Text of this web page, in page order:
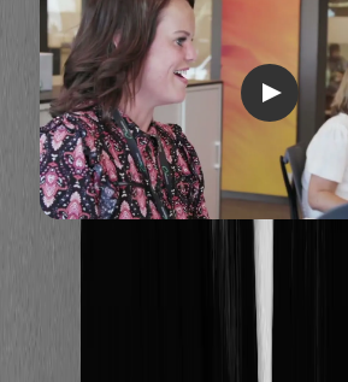
Parce que la question n'est plus de
entreprise devra agir, mais quand
La CSRD, les exigences